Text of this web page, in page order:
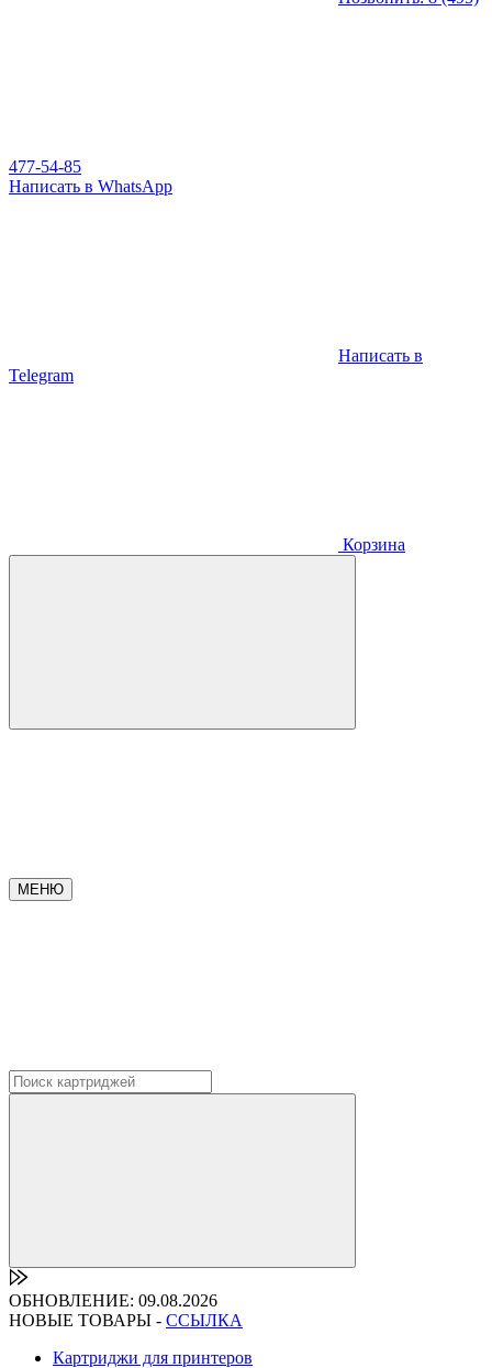
477-54-85
Написать в WhatsApp
Написать в
Telegram
Корзина
МЕНЮ
ОБНОВЛЕНИЕ: 09.08.2026
НОВЫЕ ТОВАРЫ - ССЫЛКА
Картриджи для принтеров